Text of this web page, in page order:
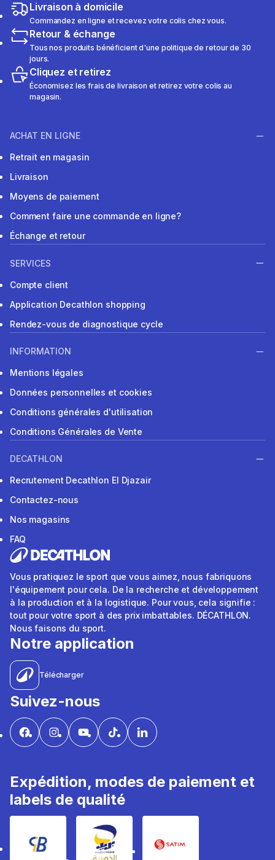
Livraison à domicile
Commandez en ligne et recevez votre colis chez vous.
Retour & échange
Tous nos produits bénéficient d'une politique de retour de 30
jours.
Cliquez et retirez
Économisez les frais de livraison et retirez votre colis au
magasin.
ACHAT EN LIGNE
Retrait en magasin
Livraison
Moyens de paiement
Comment faire une commande en ligne?
Échange et retour
SERVICES
Compte client
Application Decathlon shopping
Rendez-vous de diagnostique cycle
INFORMATION
Mentions légales
Données personnelles et cookies
Conditions générales d'utilisation
Conditions Générales de Vente
DECATHLON
Recrutement Decathlon El Djazair
Contactez-nous
Nos magasins
FAQ
Vous pratiquez le sport que vous aimez, nous fabriquons
l'équipement pour cela. De la recherche et développement
à la production et à la logistique. Pour vous, cela signifie :
tout pour votre sport à des prix imbattables. DÉCATHLON.
Nous faisons du sport.
Notre application
Télécharger
Suivez-nous
Expédition, modes de paiement et
labels de qualité